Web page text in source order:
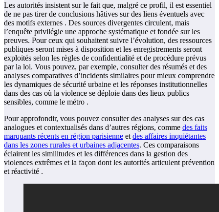
Les autorités insistent sur le fait que, malgré ce profil, il est essentiel
de ne pas tirer de conclusions hâtives sur des liens éventuels avec
des motifs externes . Des sources divergentes circulent, mais
l’enquête privilégie une approche systématique et fondée sur les
preuves. Pour ceux qui souhaitent suivre l’évolution, des ressources
publiques seront mises à disposition et les enregistrements seront
exploités selon les règles de confidentialité et de procédure prévus
par la loi. Vous pouvez, par exemple, consulter des résumés et des
analyses comparatives d’incidents similaires pour mieux comprendre
les dynamiques de sécurité urbaine et les réponses institutionnelles
dans des cas où la violence se déploie dans des lieux publics
sensibles, comme le métro .
Pour approfondir, vous pouvez consulter des analyses sur des cas
analogues et contextualisés dans d’autres régions, comme des faits
marquants récents en région parisienne et des affaires inquiétantes
dans les zones rurales et urbaines adjacentes. Ces comparaisons
éclairent les similitudes et les différences dans la gestion des
violences extrêmes et la façon dont les autorités articulent prévention
et réactivité .